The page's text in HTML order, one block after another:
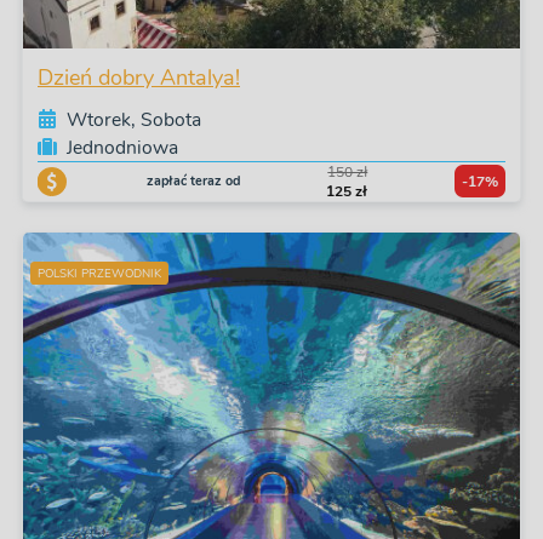
Dzień dobry Antalya!
Wtorek, Sobota
Jednodniowa
zapłać teraz od
150 zł
125 zł
-17%
POLSKI PRZEWODNIK